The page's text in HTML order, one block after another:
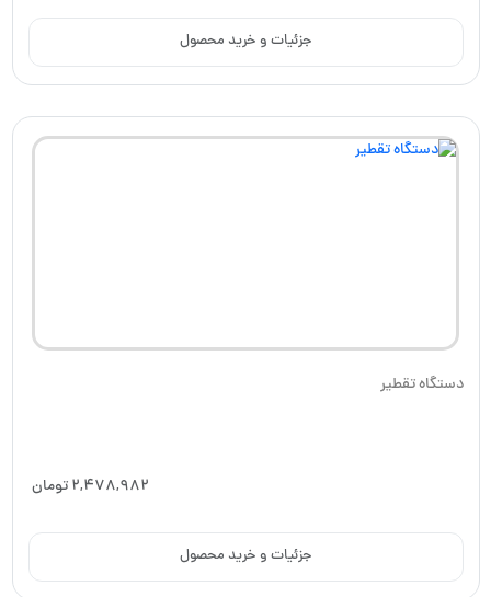
جزئیات و خرید محصول
دستگاه تقطیر
2,478,982تومان
جزئیات و خرید محصول